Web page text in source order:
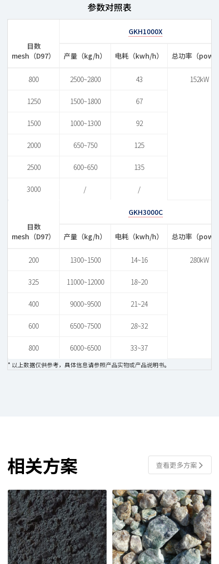
参数对照表
目数
mesh（D97）
GKH1000X
产量（kg/h） 电耗（kwh/h） 总功率（
800 2500~2800 43 152kW
1250 1500~1800 67
1500 1000~1300 92
2000 650~750 125
2500 600~650 135
3000 / /
目数
mesh（D97）
GKH3000C
产量（kg/h） 电耗（kwh/h） 总功率（
200 1300~1500 14~16 280kW
325 11000~12000 18~20
400 9000~9500 21~24
600 6500~7500 28~32
800 6000~6500 33~37
* 以上数据仅供参考，具体信息请参照产品实物或产品说明书。
相关方案 查看更多方案